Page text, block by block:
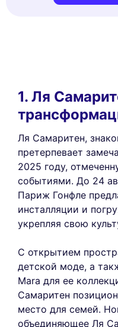
1. Ля
Ля Самаритен,
претерпевает
2025 году,
событиями. До 24
Париж Гонфле
инсталляции и
укрепляя свою
С открытием
детской моде, а
Mara для ее
Самаритен
место для семей.
объединяющее Ля